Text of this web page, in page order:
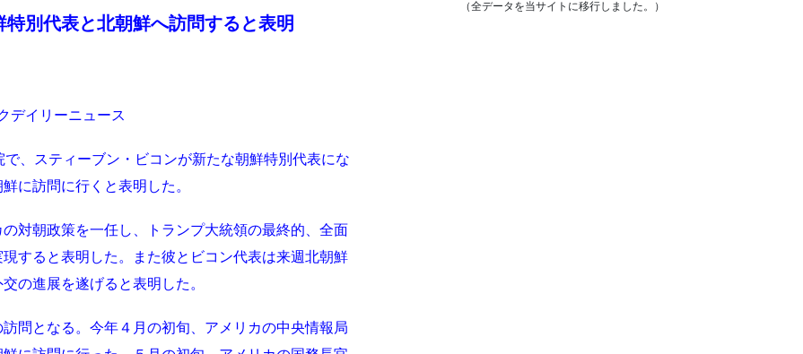
別代表と北朝鮮へ訪問すると表明
デイリーニュース
、スティーブン・ビコンが新たな朝鮮特別代表にな
に訪問に行くと表明した。
対朝政策を一任し、トランプ大統領の最終的、全面
すると表明した。また彼とビコン代表は来週北朝鮮
の進展を遂げると表明した。
問となる。今年４月の初旬、アメリカの中央情報局
（全データを当サイトに移行しました。）